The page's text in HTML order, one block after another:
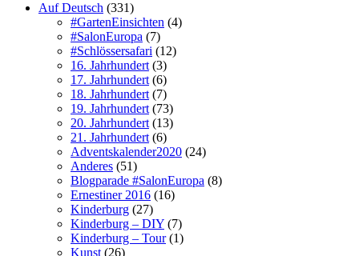
Auf Deutsch (331)
#GartenEinsichten (4)
#SalonEuropa (7)
#Schlössersafari (12)
16. Jahrhundert (3)
17. Jahrhundert (6)
18. Jahrhundert (7)
19. Jahrhundert (73)
20. Jahrhundert (13)
21. Jahrhundert (6)
Adventskalender2020 (24)
Anderes (51)
Blogparade #SalonEuropa (8)
Ernestiner 2016 (16)
Kinderburg (27)
Kinderburg – DIY (7)
Kinderburg – Tour(1)
Kunst (26)